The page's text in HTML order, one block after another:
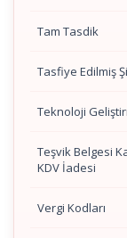
Tam Tasdik
Tasfiye Edilmiş
Teknoloji
Teşvik Belgesi
KDV İadesi
Vergi Kodları